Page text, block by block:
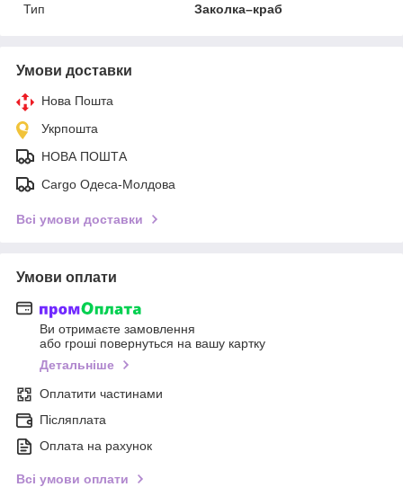
Тип
Заколка–краб
Умови доставки
Нова Пошта
Укрпошта
НОВА ПОШТА
Cargo Одеса-Молдова
Всі умови доставки
Умови оплати
Ви отримаєте замовлення
або гроші повернуться на вашу картку
Детальніше
Оплатити частинами
Післяплата
Оплата на рахунок
Всі умови оплати